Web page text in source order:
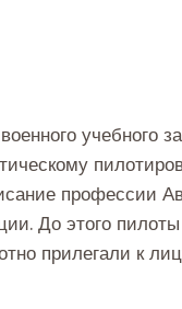
учебного
профессии
До этого
прилегали к